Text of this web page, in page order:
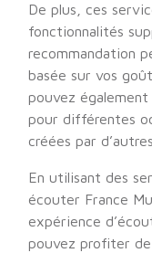
De plus, ces
fonctionnalités
recommandation
basée sur vos
pouvez
pour différentes
créées par
En utilisant des
écouter France
expérience
pouvez profiter